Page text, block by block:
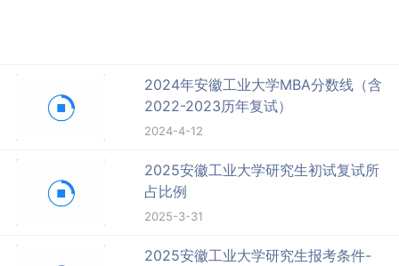
2024年安徽工业大学MBA分数线（含
2022-2023历年复试）
2024-4-12
2025安徽工业大学研究生初试复试所
占比例
2025-3-31
2025安徽工业大学研究生报考条件-